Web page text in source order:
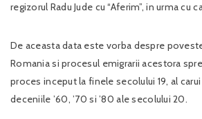
regizorul Radu Jude cu “Aferim”, in urma cu
De aceasta data este vorba despre
Romania si procesul emigrarii acestora
proces inceput la finele secolului 19, al
deceniile ’60, ’70 si ’80 ale secolului 20.